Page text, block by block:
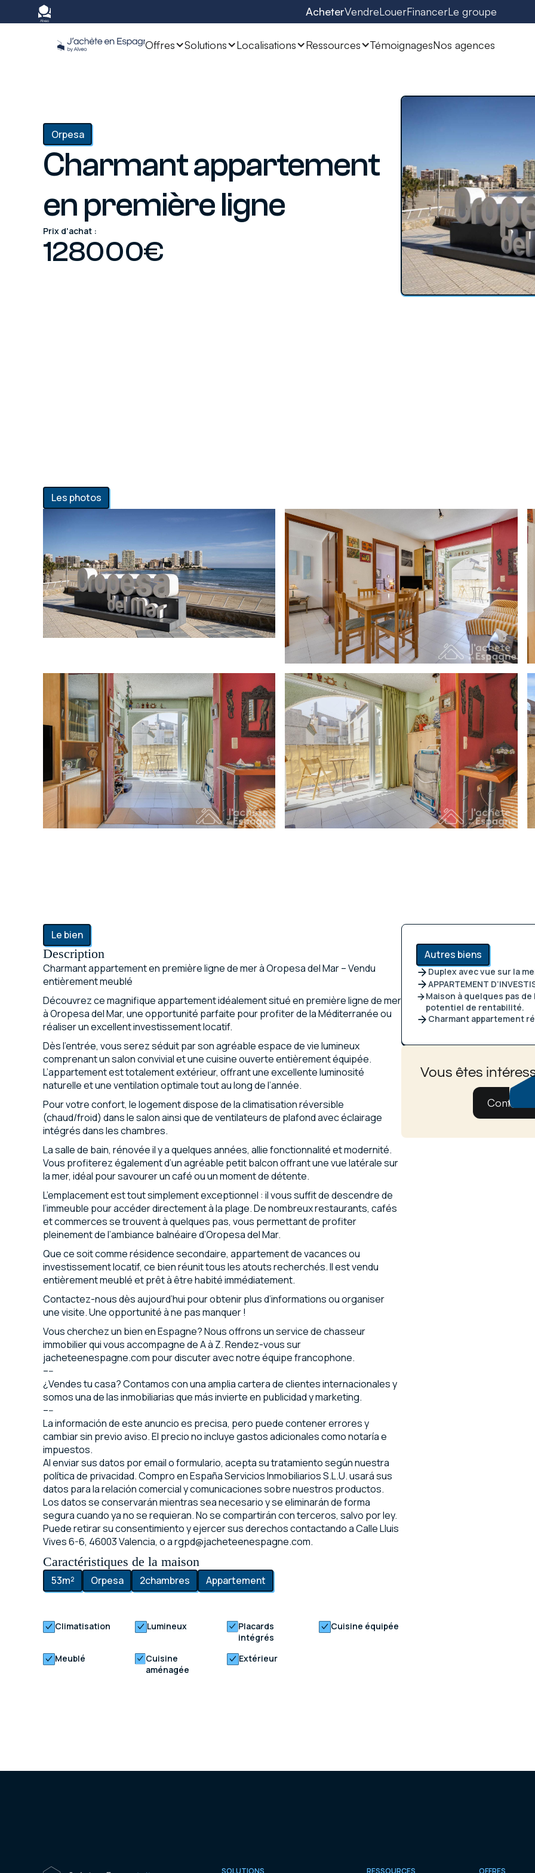
AcheterVendreLouerFinancerLe groupe
Offres Solutions Localisations Ressources TémoignagesNos agences
Orpesa
Charmant appartement
en première ligne
Prix d'achat :
128000€
Les photos
Le bien
Description
Charmant appartement en première ligne de mer à Oropesa del Mar – Vendu
entièrement meublé
Découvrez ce magnifique appartement idéalement situé en première ligne de mer
à Oropesa del Mar, une opportunité parfaite pour profiter de la Méditerranée ou
réaliser un excellent investissement locatif.
Dès l’entrée, vous serez séduit par son agréable espace de vie lumineux
comprenant un salon convivial et une cuisine ouverte entièrement équipée.
L’appartement est totalement extérieur, offrant une excellente luminosité
naturelle et une ventilation optimale tout au long de l’année.
Pour votre confort, le logement dispose de la climatisation réversible
(chaud/froid) dans le salon ainsi que de ventilateurs de plafond avec éclairage
intégrés dans les chambres.
La salle de bain, rénovée il y a quelques années, allie fonctionnalité et modernité.
Vous profiterez également d’un agréable petit balcon offrant une vue latérale sur
la mer, idéal pour savourer un café ou un moment de détente.
L’emplacement est tout simplement exceptionnel : il vous suffit de descendre de
l’immeuble pour accéder directement à la plage. De nombreux restaurants, cafés
et commerces se trouvent à quelques pas, vous permettant de profiter
pleinement de l’ambiance balnéaire d’Oropesa del Mar.
Que ce soit comme résidence secondaire, appartement de vacances ou
investissement locatif, ce bien réunit tous les atouts recherchés. Il est vendu
entièrement meublé et prêt à être habité immédiatement.
Contactez-nous dès aujourd’hui pour obtenir plus d’informations ou organiser
une visite. Une opportunité à ne pas manquer !
Vous cherchez un bien en Espagne? Nous offrons un service de chasseur
immobilier qui vous accompagne de A à Z. Rendez-vous sur
jacheteenespagne.com pour discuter avec notre équipe francophone.
–--
¿Vendes tu casa? Contamos con una amplia cartera de clientes internacionales y
somos una de las inmobiliarias que más invierte en publicidad y marketing.
–--
La información de este anuncio es precisa, pero puede contener errores y
cambiar sin previo aviso. El precio no incluye gastos adicionales como notaría e
impuestos.
Al enviar sus datos por email o formulario, acepta su tratamiento según nuestra
política de privacidad. Compro en España Servicios Inmobiliarios S.L.U. usará sus
datos para la relación comercial y comunicaciones sobre nuestros productos.
Los datos se conservarán mientras sea necesario y se eliminarán de forma
segura cuando ya no se requieran. No se compartirán con terceros, salvo por ley.
Puede retirar su consentimiento y ejercer sus derechos contactando a Calle Lluis
Vives 6-6, 46003 Valencia, o a rgpd@jacheteenespagne.com.
Caractéristiques de la maison
53m² Orpesa 2chambres Appartement
Climatisation Lumineux
Placards
intégrés
Cuisine équipée
Meublé
Cuisine
aménagée
Extérieur
Autres biens
Duplex avec vue sur la
APPARTEMENT
Maison à quelques pas
potentiel de rentabilité.
Charmant appartement
Vous êtes
SOLUTIONS RESSOURCES OFFRES